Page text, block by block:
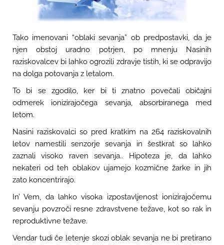
Tako imenovani “oblaki sevanja” ob predpostavki, da je
njen obstoj uradno potrjen, po mnenju Nasinih
raziskovalcev bi lahko ogrozili zdravje tistih, ki se odpravijo
na dolga potovanja z letalom.
To bi se zgodilo, ker bi ti znatno povečali običajni
odmerek ionizirajočega sevanja, absorbiranega med
letom.
Nasini raziskovalci so pred kratkim na 264 raziskovalnih
letov namestili senzorje sevanja in šestkrat so lahko
zaznali visoko raven sevanja.. Hipoteza je, da lahko
nekateri od teh oblakov ujamejo kozmične žarke in jih
zato koncentrirajo.
In’ Vem, da lahko visoka izpostavljenost ionizirajočemu
sevanju povzroči resne zdravstvene težave, kot so rak in
reproduktivne težave.
Vendar tudi če letenje skozi oblak sevanja ne bi pretirano